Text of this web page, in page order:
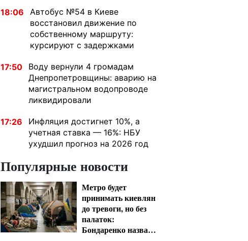
18:06
Автобус №54 в Киеве
восстановил движение по
собственному маршруту:
курсируют с задержками
17:50
Воду вернули 4 громадам
Днепропетровщины: аварию на
магистральном водопроводе
ликвидировали
17:26
Инфляция достигнет 10%, а
учетная ставка — 16%: НБУ
ухудшил прогноз на 2026 год
Популярные новости
Метро будет
принимать киевлян
до тревоги, но без
палаток:
Бондаренко назвал